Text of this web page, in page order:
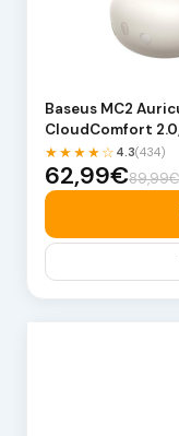
Baseus MC2
CloudComfort
★★★★☆ 4.3(434)
62,99€89,99€